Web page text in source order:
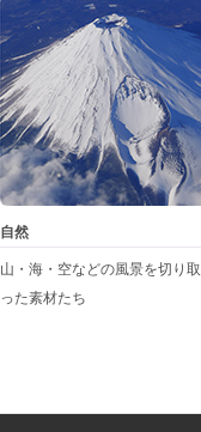
自然
山・海・空などの風景を切り取
った素材たち